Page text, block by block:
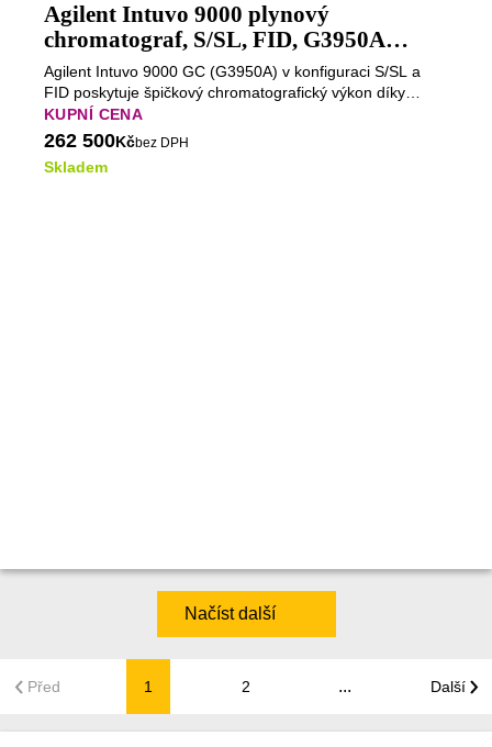
Agilent Intuvo 9000 plynový
chromatograf, S/SL, FID, G3950A
(Bazar)
Agilent Intuvo 9000 GC (G3950A) v konfiguraci S/SL a
FID poskytuje špičkový chromatografický výkon díky
přesné elektronické regulaci plynů, rychlému přímému
ohřevu kolon a vysoce citlivému FID detektoru.
KUPNÍ CENA
262 500Kčbez DPH
Skladem
Před 1 2 ... Další
Načíst další